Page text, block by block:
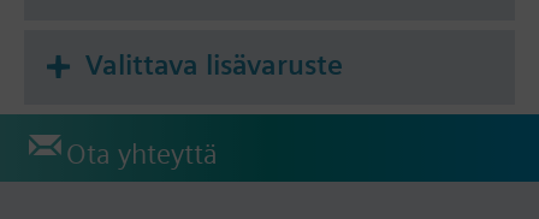
Valittava lisävaruste
Ota yhteyttä